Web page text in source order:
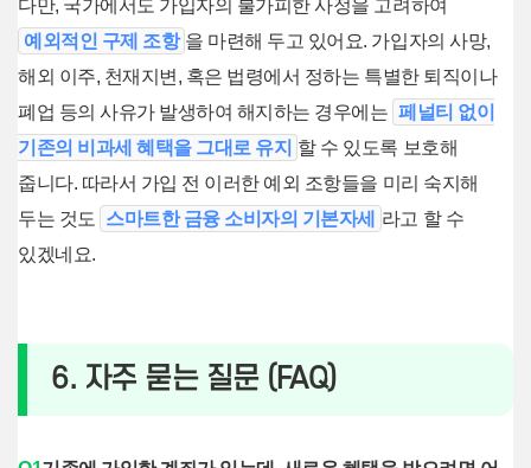
다만, 국가에서도 가입자의 불가피한 사정을 고려하여
예외적인 구제 조항 을 마련해 두고 있어요. 가입자의 사망,
해외 이주, 천재지변, 혹은 법령에서 정하는 특별한 퇴직이나
폐업 등의 사유가 발생하여 해지하는 경우에는 페널티 없이
기존의 비과세 혜택을 그대로 유지 할 수 있도록 보호해
줍니다. 따라서 가입 전 이러한 예외 조항들을 미리 숙지해
두는 것도
스마트한 금융 소비자의 기본자세
라고 할 수
있겠네요.
6. 자주 묻는 질문 (FAQ)